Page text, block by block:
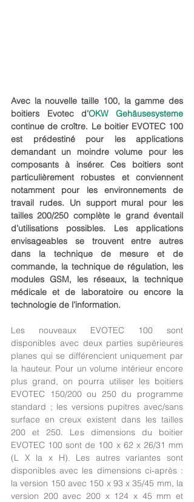
Avec la nouvelle taille 100, la gamme des
boitiers Evotec d’OKW Gehäusesysteme
continue de croître. Le boitier EVOTEC 100
est prédestiné pour les applications
demandant un moindre volume pour les
composants à insérer. Ces boitiers sont
particulièrement robustes et conviennent
notamment pour les environnements de
travail rudes. Un support mural pour les
tailles 200/250 complète le grand éventail
d’utilisations possibles. Les applications
envisageables se trouvent entre autres
dans la technique de mesure et de
commande, la technique de régulation, les
modules GSM, les réseaux, la technique
médicale et de laboratoire ou encore la
technologie de l’information.
Les nouveaux EVOTEC 100 sont
disponibles avec deux parties supérieures
planes qui se différencient uniquement par
la hauteur. Pour un volume intérieur encore
plus grand, on pourra utiliser les boitiers
EVOTEC 150/200 ou 250 du programme
standard ; les versions pupitres avec/sans
surface en creux existent dans les tailles
200 et 250. Les dimensions du boitier
EVOTEC 100 sont de 100 x 62 x 26/31 mm
(L X la x H). Les autres variantes sont
disponibles avec les dimensions ci-après :
la version 150 avec 150 x 93 x 35/45 mm, la
version 200 avec 200 x 124 x 45 mm et